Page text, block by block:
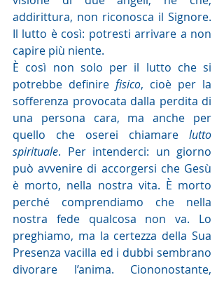
addirittura, non riconosca il Signore.
Il lutto è così: potresti arrivare a non
capire più niente.
È così non solo per il lutto che si
potrebbe definire fisico, cioè per la
sofferenza provocata dalla perdita di
una persona cara, ma anche per
quello che oserei chiamare lutto
spirituale. Per intenderci: un giorno
può avvenire di accorgersi che Gesù
è morto, nella nostra vita. È morto
perché comprendiamo che nella
nostra fede qualcosa non va. Lo
preghiamo, ma la certezza della Sua
Presenza vacilla ed i dubbi sembrano
divorare l’anima. Ciononostante,